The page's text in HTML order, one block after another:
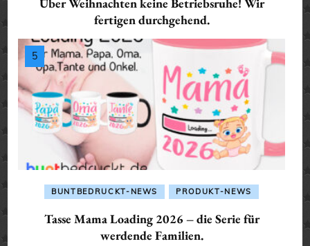
fertigen durchgehend.
BUNTBEDRUCKT-NEWS PRODUKT-NEWS
Tasse Mama Loading 2026 – die Serie für
werdende Familien.